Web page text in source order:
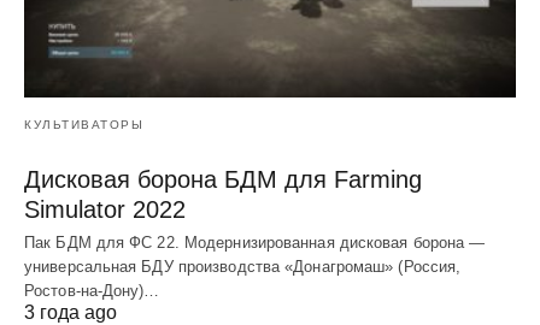
КУЛЬТИВАТОРЫ
Дисковая борона БДМ для Farming
Simulator 2022
Пак БДМ для ФС 22. Модернизированная дисковая борона —
универсальная БДУ производства «Донагромаш» (Россия,
Ростов-на-Дону)…
3 года ago